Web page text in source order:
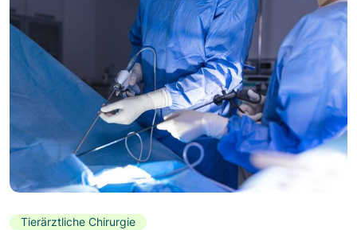
Tierärztliche Chirurgie